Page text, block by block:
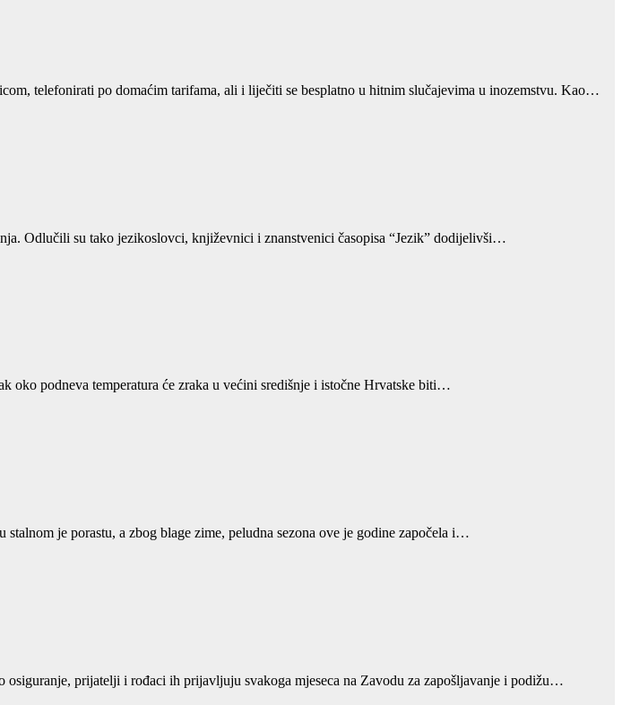
telefonirati po domaćim tarifama, ali i liječiti se besplatno u hitnim slučajevima u inozemstvu. Kao…
Odlučili su tako jezikoslovci, književnici i znanstvenici časopisa “Jezik” dodijelivši…
oko podneva temperatura će zraka u većini središnje i istočne Hrvatske biti…
je porastu, a zbog blage zime, peludna sezona ove je godine započela i…
prijatelji i rođaci ih prijavljuju svakoga mjeseca na Zavodu za zapošljavanje i podižu…